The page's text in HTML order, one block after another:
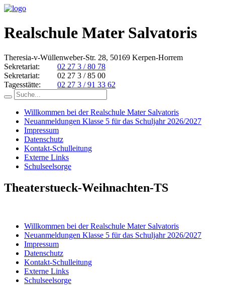
Realschule Mater Salvatoris
Theresia-v-Wüllenweber-Str. 28, 50169 Kerpen-Horrem
Sekretariat:
02 27 3 / 80 78
Sekretariat:
02 27 3 / 85 00
Tagesstätte:
02 27 3 / 91 33 62
Willkommen bei der Realschule Mater Salvatoris
Neuanmeldungen Klasse 5 für das Schuljahr 2026/2027
Impressum
Datenschutz
Kontakt-Schulleitung
Externe Links
Schulseelsorge
Theaterstueck-Weihnachten-TS
Willkommen bei der Realschule Mater Salvatoris
Neuanmeldungen Klasse 5 für das Schuljahr 2026/2027
Impressum
Datenschutz
Kontakt-Schulleitung
Externe Links
Schulseelsorge